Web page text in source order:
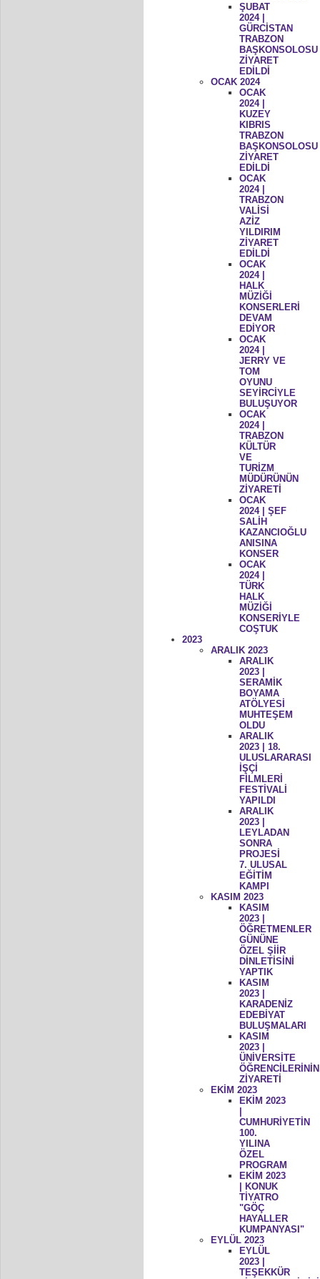
ŞUBAT
2024 |
GÜRCİSTAN
TRABZON
BAŞKONSOLOSU
ZİYARET
EDİLDİ
OCAK 2024
OCAK
2024 |
KUZEY
KIBRIS
TRABZON
BAŞKONSOLOSU
ZİYARET
EDİLDİ
OCAK
2024 |
TRABZON
VALİSİ
AZİZ
YILDIRIM
ZİYARET
EDİLDİ
OCAK
2024 |
HALK
MÜZİĞİ
KONSERLERİ
DEVAM
EDİYOR
OCAK
2024 |
JERRY VE
TOM
OYUNU
SEYİRCİYLE
BULUŞUYOR
OCAK
2024 |
TRABZON
KÜLTÜR
VE
TURİZM
MÜDÜRÜNÜN
ZİYARETİ
OCAK
2024 | ŞEF
SALİH
KAZANCIOĞLU
ANISINA
KONSER
OCAK
2024 |
TÜRK
HALK
MÜZİĞİ
KONSERİYLE
COŞTUK
2023
ARALIK 2023
ARALIK
2023 |
SERAMİK
BOYAMA
ATÖLYESİ
MUHTEŞEM
OLDU
ARALIK
2023 | 18.
ULUSLARARASI
İŞÇİ
FİLMLERİ
FESTİVALİ
YAPILDI
ARALIK
2023 |
LEYLADAN
SONRA
PROJESİ
7. ULUSAL
EĞİTİM
KAMPI
KASIM 2023
KASIM
2023 |
ÖĞRETMENLER
GÜNÜNE
ÖZEL ŞİİR
DİNLETİSİNİ
YAPTIK
KASIM
2023 |
KARADENİZ
EDEBİYAT
BULUŞMALARI
KASIM
2023 |
ÜNİVERSİTE
ÖĞRENCİLERİNİN
ZİYARETİ
EKİM 2023
EKİM 2023
CUMHURİYETİN
100.
YILINA
ÖZEL
PROGRAM
EKİM 2023
| KONUK
TİYATRO
"GÖÇ
HAYALLER
KUMPANYASI"
EYLÜL 2023
EYLÜL
2023 |
TEŞEKKÜR